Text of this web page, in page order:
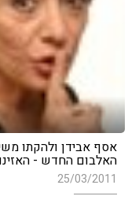
אסף אבידן ולהקתו
האלבום החדש -
25/03/2011